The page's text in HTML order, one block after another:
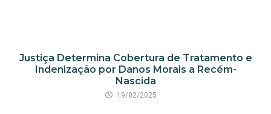
Justiça Determina Cobertura de Tratamento e
Indenização por Danos Morais a Recém-
Nascida
19/02/2025